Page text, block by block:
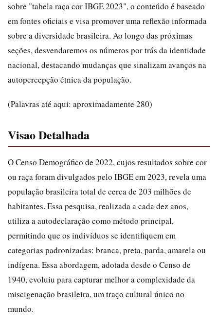
sobre "tabela raça cor IBGE 2023", o conteúdo é baseado
em fontes oficiais e visa promover uma reflexão informada
sobre a diversidade brasileira. Ao longo das próximas
seções, desvendaremos os números por trás da identidade
nacional, destacando mudanças que sinalizam avanços na
autopercepção étnica da população.
(Palavras até aqui: aproximadamente 280)
Visao Detalhada
O Censo Demográfico de 2022, cujos resultados sobre cor
ou raça foram divulgados pelo IBGE em 2023, revela uma
população brasileira total de cerca de 203 milhões de
habitantes. Essa pesquisa, realizada a cada dez anos,
utiliza a autodeclaração como método principal,
permitindo que os indivíduos se identifiquem em
categorias padronizadas: branca, preta, parda, amarela ou
indígena. Essa abordagem, adotada desde o Censo de
1940, evoluiu para capturar melhor a complexidade da
miscigenação brasileira, um traço cultural único no
mundo.